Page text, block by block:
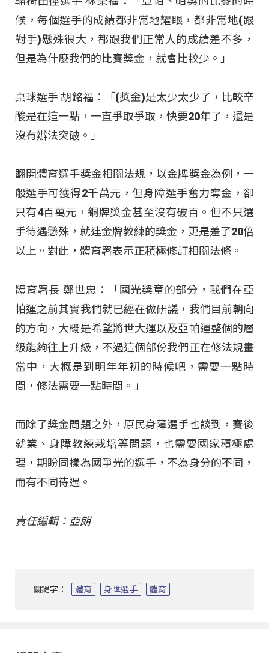
候，每個選手的成績都非常地耀眼，都非常地(跟
對手)懸殊很大，都跟我們正常人的成績差不多，
但是為什麼我們的比賽獎金，就會比較少。」
桌球選手 胡銘福：「(獎金)是太少太少了，比較辛
酸是在這一點，一直爭取爭取，快要20年了，還是
沒有辦法突破。」
翻開體育選手獎金相關法規，以金牌獎金為例，一
般選手可獲得2千萬元，但身障選手奮力奪金，卻
只有4百萬元，銅牌獎金甚至沒有破百。但不只選
手待遇懸殊，就連金牌教練的獎金，更是差了20倍
以上。對此，體育署表示正積極修訂相關法條。
體育署長 鄭世忠：「國光獎章的部分，我們在亞
帕運之前其實我們就已經在做研議，我們目前朝向
的方向，大概是希望將世大運以及亞帕運整個的層
級能夠往上升級，不過這個部份我們正在修法規畫
當中，大概是到明年年初的時候吧，需要一點時
間，修法需要一點時間。」
而除了獎金問題之外，原民身障選手也談到，賽後
就業、身障教練栽培等問題，也需要國家積極處
理，期盼同樣為國爭光的選手，不為身分的不同，
而有不同待遇。
責任編輯：亞朗
關鍵字： 體育 身障選手 體育